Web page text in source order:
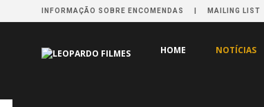
INFORMAÇÃO SOBRE ENCOMENDAS MAILING LIST
HOME NOTÍCIAS